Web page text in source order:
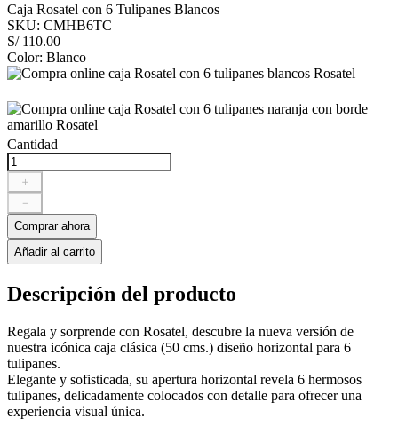
Caja Rosatel con 6 Tulipanes Blancos
SKU: CMHB6TC
S/ 110.00
Color: Blanco
Cantidad
＋
－
Comprar ahora
Añadir al carrito
Descripción del producto
Regala y sorprende con Rosatel, descubre la nueva versión de
nuestra icónica caja clásica (50 cms.) diseño horizontal para 6
tulipanes.
Elegante y sofisticada, su apertura horizontal revela 6 hermosos
tulipanes, delicadamente colocados con detalle para ofrecer una
experiencia visual única.